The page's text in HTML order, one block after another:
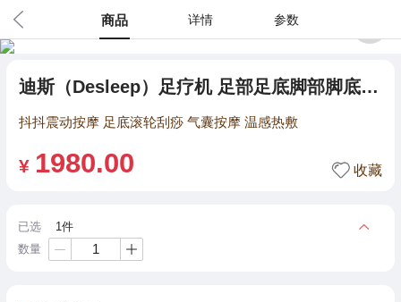
商品 详情 参数
迪斯（Desleep）足疗机 足部足底脚部脚底按摩仪器 抖抖震动 DE-F19pro珍珠白
抖抖震动按摩 足底滚轮刮痧 气囊按摩 温感热敷
¥ 1980.00 收藏
已选
1件
数量
+